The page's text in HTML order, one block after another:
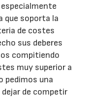
que soporta la
de costes
sus deberes
compitiendo
muy superior a
pedimos una
de competir